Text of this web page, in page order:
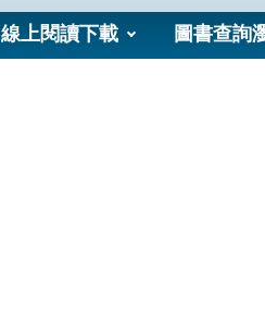
線上閱讀下載 圖書查詢